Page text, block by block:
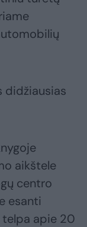
didžiausias
aikštele
centro
esanti
telpa apie 20